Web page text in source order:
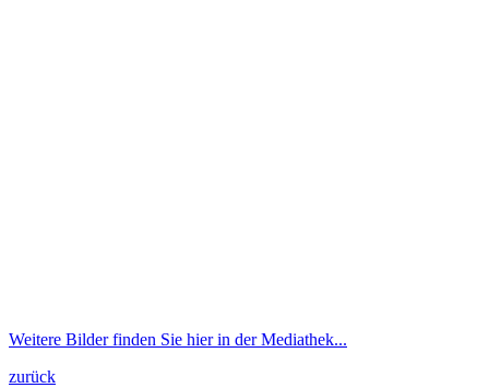
Weitere Bilder finden Sie hier in der Mediathek...
zurück